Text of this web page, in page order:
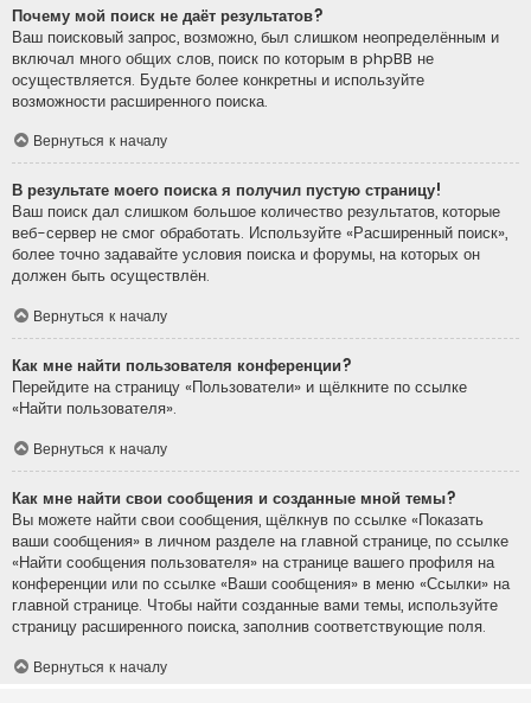
Почему мой поиск не даёт результатов?
Ваш поисковый запрос, возможно, был слишком неопределённым и
включал много общих слов, поиск по которым в phpBB не
осуществляется. Будьте более конкретны и используйте
возможности расширенного поиска.
Вернуться к началу
В результате моего поиска я получил пустую страницу!
Ваш поиск дал слишком большое количество результатов, которые
веб-сервер не смог обработать. Используйте «Расширенный поиск»,
более точно задавайте условия поиска и форумы, на которых он
должен быть осуществлён.
Вернуться к началу
Как мне найти пользователя конференции?
Перейдите на страницу «Пользователи» и щёлкните по ссылке
«Найти пользователя».
Вернуться к началу
Как мне найти свои сообщения и созданные мной темы?
Вы можете найти свои сообщения, щёлкнув по ссылке «Показать
ваши сообщения» в личном разделе на главной странице, по ссылке
«Найти сообщения пользователя» на странице вашего профиля на
конференции или по ссылке «Ваши сообщения» в меню «Ссылки» на
главной странице. Чтобы найти созданные вами темы, используйте
страницу расширенного поиска, заполнив соответствующие поля.
Вернуться к началу